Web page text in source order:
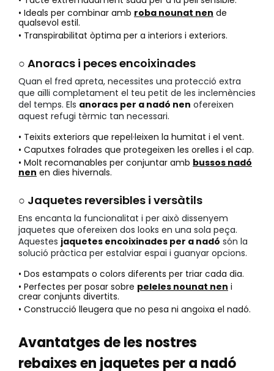
• Ideals per combinar amb roba nounat nen de
qualsevol estil.
• Transpirabilitat òptima per a interiors i exteriors.
○ Anoracs i peces encoixinades
Quan el fred apreta, necessites una protecció extra
que aïlli completament el teu petit de les inclemències
del temps. Els anoracs per a nadó nen ofereixen
aquest refugi tèrmic tan necessari.
• Teixits exteriors que repel·leixen la humitat i el vent.
• Caputxes folrades que protegeixen les orelles i el cap.
• Molt recomanables per conjuntar amb bussos nadó
nen en dies hivernals.
○ Jaquetes reversibles i versàtils
Ens encanta la funcionalitat i per això dissenyem
jaquetes que ofereixen dos looks en una sola peça.
Aquestes jaquetes encoixinades per a nadó són la
solució pràctica per estalviar espai i guanyar opcions.
• Dos estampats o colors diferents per triar cada dia.
• Perfectes per posar sobre peleles nounat nen i
crear conjunts divertits.
• Construcció lleugera que no pesa ni angoixa el nadó.
Avantatges de les nostres
rebaixes en jaquetes per a nadó